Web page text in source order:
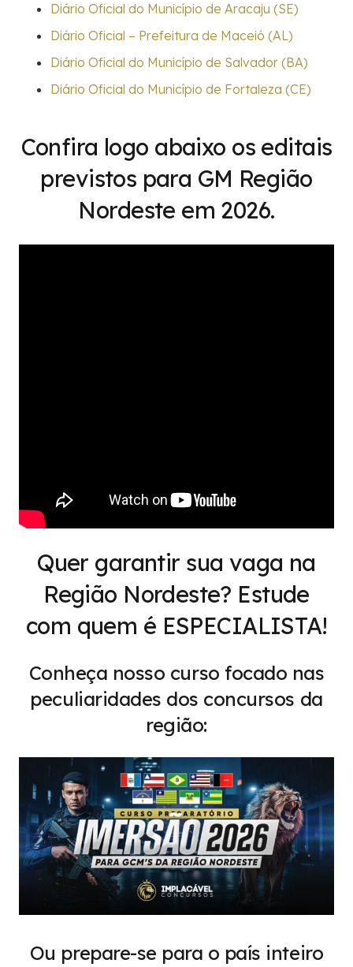
Diário Oficial do Município de Aracaju (SE)
Diário Oficial – Prefeitura de Maceió (AL)
Diário Oficial do Município de Salvador (BA)
Diário Oficial do Município de Fortaleza (CE)
Confira logo abaixo os editais
previstos para GM Região
Nordeste em 2026.
Quer garantir sua vaga na
Região Nordeste? Estude
com quem é ESPECIALISTA!
Conheça nosso curso focado nas
peculiaridades dos concursos da
região:
Ou prepare-se para o país inteiro